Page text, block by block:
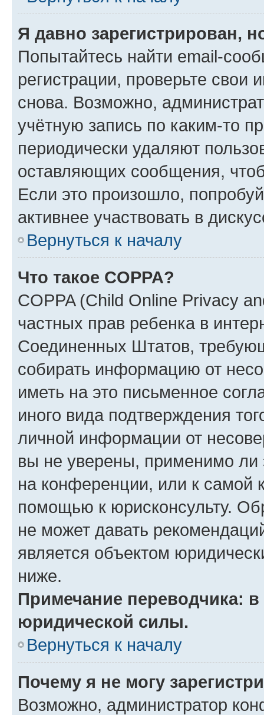
Я давно зарегистрирован,
Попытайтесь найти email-
регистрации, проверьте свои
снова. Возможно,
учётную запись по каким-то
периодически удаляют
оставляющих сообщения,
Если это произошло,
активнее участвовать в
Вернуться к началу
Что такое COPPA?
COPPA (Child Online Privacy
частных прав ребенка в
Соединенных Штатов,
собирать информацию от
иметь на это письменное
иного вида подтверждения
личной информации от
вы не уверены, применимо ли
на конференции, или к самой
помощью к юрисконсульту.
не может давать
является объектом
ниже.
Примечание переводчика:
юридической силы.
Вернуться к началу
Почему я не могу
Возможно, администратор